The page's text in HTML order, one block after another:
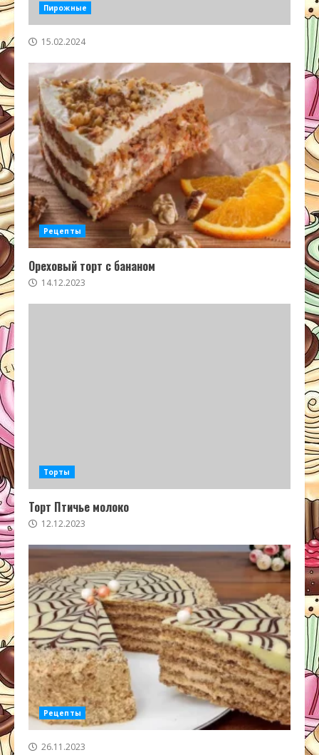
Пирожные
15.02.2024
Рецепты
Ореховый торт с бананом
14.12.2023
Торты
Торт Птичье молоко
12.12.2023
Рецепты
26.11.2023